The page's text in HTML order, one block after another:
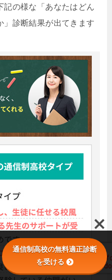
記の様な「あなたはどん
」診断結果が出てきます
通信制高校の無料適正診断
を受ける